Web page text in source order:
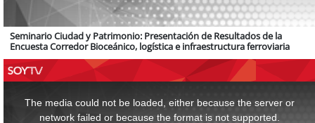
Seminario Ciudad y Patrimonio: Presentación de Resultados de la
Encuesta Corredor Bioceánico, logística e infraestructura ferroviaria
The media could not be loaded, either because the server or
network failed or because the format is not supported.